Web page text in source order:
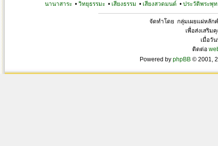
นานาสาระ• วิทยุธรรมะ• เสียงธรรม • เสียงสวดมนต์ • ประวัติพระพุท
จัดทำโดย กลุ่มเผยแผ่หลัก
เพื่อส่งเสริม
เมื่อวั
ติดต่อ
Powered by phpBB © 2001,